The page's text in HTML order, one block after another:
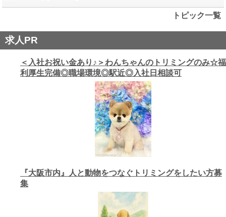
トピック一覧
求人PR
＜入社お祝い金あり♪＞わんちゃんのトリミングのみ☆福
利厚生完備◎職場環境◎駅近◎入社日相談可
『大阪市内』人と動物をつなぐトリミングをしたい方募
集